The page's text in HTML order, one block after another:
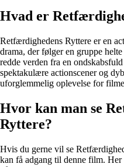
Hvad er
Retfærdighedens Ryttere er en
drama, der følger en gruppe
redde verden fra en
spektakulære actionscener og
uforglemmelig oplevelse for
Hvor kan man se
Ryttere?
Hvis du gerne vil se
kan få adgang til denne film.